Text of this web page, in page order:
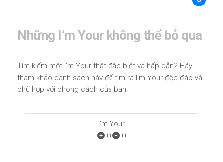
Những I’m Your không thể bỏ qua
Tìm kiếm một I’m Your thật đặc biệt và hấp dẫn? Hãy
tham khảo danh sách này để tìm ra I’m Your độc đáo và
phù hợp với phong cách của bạn.
I’m Your
0
0